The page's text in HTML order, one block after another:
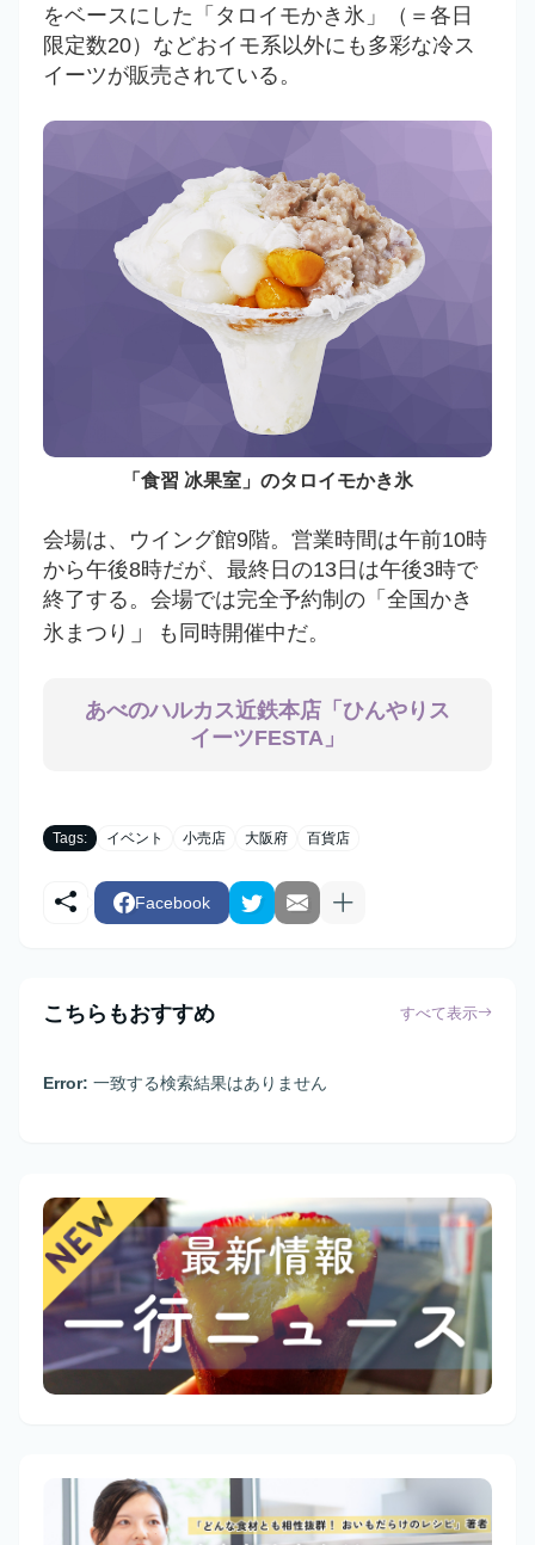
をベースにした「タロイモかき氷」（＝各日
限定数20）などおイモ系以外にも多彩な冷ス
イーツが販売されている。
「食習 冰果室」のタロイモかき氷
会場は、ウイング館9階。営業時間は午前10時
から午後8時だが、最終日の13日は午後3時で
終了する。 会場では完全予約制の「全国かき
氷まつり 」 も同時開催中だ。
あべのハルカス近鉄本店「ひんやりス
イーツFESTA」
Tags: イベント 小売店 大阪府 百貨店
Facebook
こちらもおすすめ すべて表示
Error: 一致する検索結果はありません